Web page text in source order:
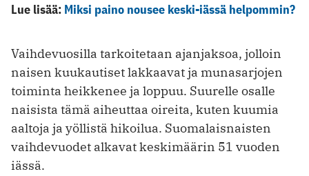
Lue lisää: Miksi paino nousee keski-iässä helpommin?
Vaihdevuosilla tarkoitetaan ajanjaksoa, jolloin
naisen kuukautiset lakkaavat ja munasarjojen
toiminta heikkenee ja loppuu. Suurelle osalle
naisista tämä aiheuttaa oireita, kuten kuumia
aaltoja ja yöllistä hikoilua. Suomalaisnaisten
vaihdevuodet alkavat keskimäärin 51 vuoden
iässä.